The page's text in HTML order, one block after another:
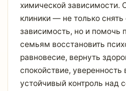
химической зависимости.
клиники — не только
зависимость, но и помочь
семьям восстановить
равновесие, вернуть
спокойствие,
устойчивый контроль над